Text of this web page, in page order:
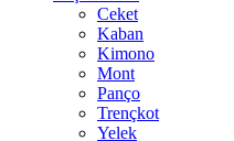
Ceket
Kaban
Kimono
Mont
Panço
Trençkot
Yelek